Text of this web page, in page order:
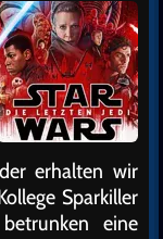
erhalten wir
Sparkiller
eine